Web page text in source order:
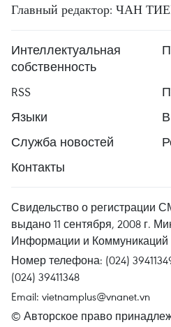
Главный редактор: ЧАН
Интеллектуальная
собственность
RSS
Языки
Служба новостей
Контакты
Свидельство о регистрации
выдано 11 сентября, 2008 г.
Информации и Коммуникаций
Номер телефона: (024)
(024) 39411348
Email: vietnamplus@vnanet.vn
© Авторское право